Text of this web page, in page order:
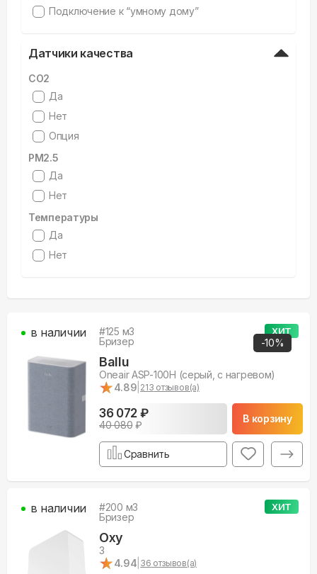
Подключение к “умному дому”
Датчики качества
CO2
Да
Нет
Опция
PM2.5
Да
Нет
Температуры
Да
Нет
ХИТ
-10%
#125 м3
Бризер
Ballu
Oneair ASP-100H (серый, с нагревом)
★
★4.89 213 отзывов(а)
36 072 ₽
40 080₽
В корзину
в наличии
Сравнить
ХИТ
#200 м3
Бризер
Oxy
3
★
★4.94 36 отзывов(а)
в наличии